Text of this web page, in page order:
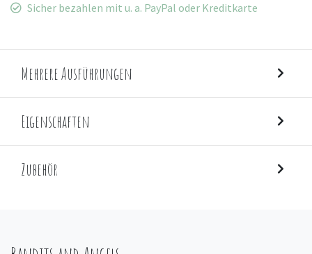
Sicher bezahlen mit u. a. PayPal oder Kreditkarte
Mehrere Ausführungen
Eigenschaften
Zubehör